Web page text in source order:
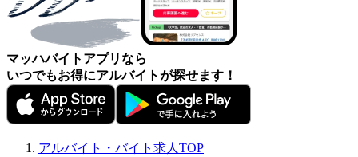
マッハバイトアプリなら
いつでもお得にアルバイトが探せます！
アルバイト・バイト求人TOP